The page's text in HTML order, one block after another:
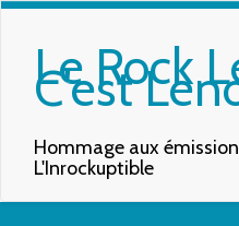
Le Rock
C'est
Hommage aux
L'Inrockuptible